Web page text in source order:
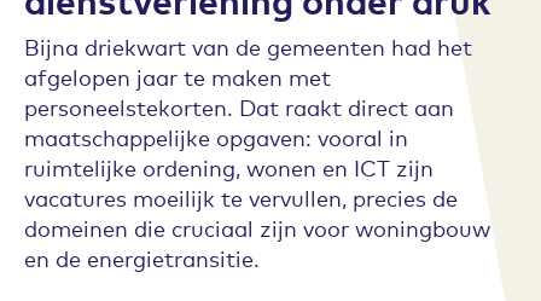
Bijna driekwart van de gemeenten had het
afgelopen jaar te maken met
personeelstekorten. Dat raakt direct aan
maatschappelijke opgaven: vooral in
ruimtelijke ordening, wonen en ICT zijn
vacatures moeilijk te vervullen, precies de
domeinen die cruciaal zijn voor woningbouw
en de energietransitie.